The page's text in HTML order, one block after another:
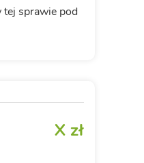
sprawie pod
X zł